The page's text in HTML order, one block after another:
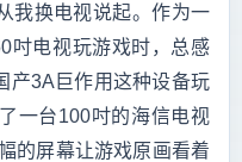
我换电视说起。作为一
吋电视玩游戏时，总感
产3A巨作用这种设备玩
一台100吋的海信电视
的屏幕让游戏原画看着